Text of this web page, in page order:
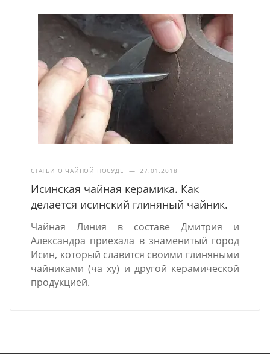
СТАТЬИ О ЧАЙНОЙ ПОСУДЕ — 27.01.2018
Исинская чайная керамика. Как
делается исинский глиняный чайник.
Чайная Линия в составе Дмитрия и
Александра приехала в знаменитый город
Исин, который славится своими глиняными
чайниками (ча ху) и другой керамической
продукцией.